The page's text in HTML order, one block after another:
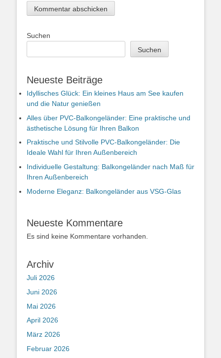
Suchen
Suchen
Neueste Beiträge
Idyllisches Glück: Ein kleines Haus am See kaufen
und die Natur genießen
Alles über PVC-Balkongeländer: Eine praktische und
ästhetische Lösung für Ihren Balkon
Praktische und Stilvolle PVC-Balkongeländer: Die
Ideale Wahl für Ihren Außenbereich
Individuelle Gestaltung: Balkongeländer nach Maß für
Ihren Außenbereich
Moderne Eleganz: Balkongeländer aus VSG-Glas
Neueste Kommentare
Es sind keine Kommentare vorhanden.
Archiv
Juli 2026
Juni 2026
Mai 2026
April 2026
März 2026
Februar 2026